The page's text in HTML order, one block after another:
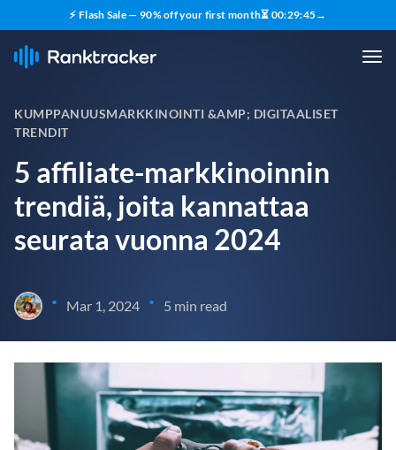
⚡ Flash Sale — 90% off your first month⏳ 00:29:44→
KUMPPANUUSMARKKINOINTI &AMP; DIGITAALISET
TRENDIT
5 affiliate-markkinoinnin
trendiä, joita kannattaa
seurata vuonna 2024
• Mar 1, 2024 • 5 min read